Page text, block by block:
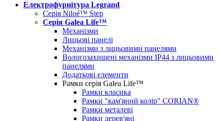
Електрофурнітура Legrand
Серія Niloé™ Step
Серія Galea Life™
Механізми
Лицьові панелі
Механізми з лицьовими панелями
Вологозахищені механізми IP44 з лицьовими
панелями
Додаткові елементи
Рамки серія Galea Life™
Рамки класика
Рамки "кам'яний колір" CORIAN®
Рамки металеві
Рамки дерев'яні